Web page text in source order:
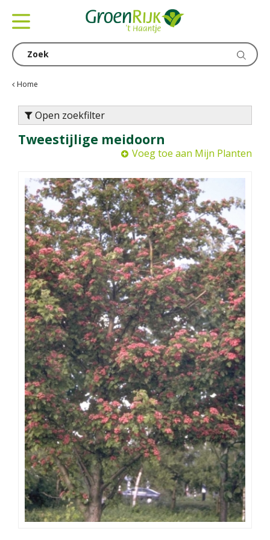
Home
Open zoekfilter
Tweestijlige meidoorn
Voeg toe aan Mijn Planten